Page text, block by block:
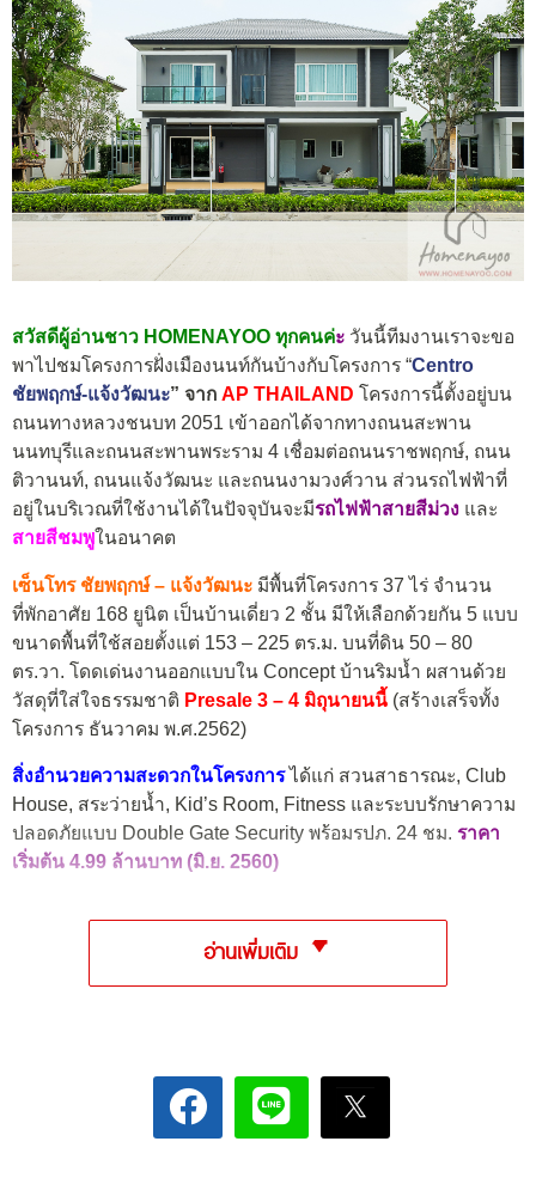
สวัสดีผู้อ่านชาว HOMENAYOO ทุกคนค่ะ วันนี้ทีมงานเราจะขอ
พาไปชมโครงการฝั่งเมืองนนท์กันบ้างกับโครงการ “Centro
ชัยพฤกษ์-แจ้งวัฒนะ” จาก AP THAILAND โครงการนี้ตั้งอยู่บน
ถนนทางหลวงชนบท 2051 เข้าออกได้จากทางถนนสะพาน
นนทบุรีและถนนสะพานพระราม 4 เชื่อมต่อถนนราชพฤกษ์, ถนน
ติวานนท์, ถนนแจ้งวัฒนะ และถนนงามวงศ์วาน ส่วนรถไฟฟ้าที่
อยู่ในบริเวณที่ใช้งานได้ในปัจจุบันจะมีรถไฟฟ้าสายสีม่วง และ
สายสีชมพูในอนาคต
เซ็นโทร ชัยพฤกษ์ – แจ้งวัฒนะ มีพื้นที่โครงการ 37 ไร่ จำนวน
ที่พักอาศัย 168 ยูนิต เป็นบ้านเดี่ยว 2 ชั้น มีให้เลือกด้วยกัน 5 แบบ
ขนาดพื้นที่ใช้สอยตั้งแต่ 153 – 225 ตร.ม. บนที่ดิน 50 – 80
ตร.วา. โดดเด่นงานออกแบบใน Concept บ้านริมน้ำ ผสานด้วย
วัสดุที่ใส่ใจธรรมชาติ Presale 3 – 4 มิถุนายนนี้ (สร้างเสร็จทั้ง
โครงการ ธันวาคม พ.ศ.2562)
สิ่งอำนวยความสะดวกในโครงการ ได้แก่ สวนสาธารณะ, Club
House, สระว่ายน้ำ, Kid’s Room, Fitness และระบบรักษาความ
ปลอดภัยแบบ Double Gate Security พร้อมรปภ. 24 ชม. ราคา
เริ่มต้น 4.99 ล้านบาท (มิ.ย. 2560)
อ่านเพิ่มเติม